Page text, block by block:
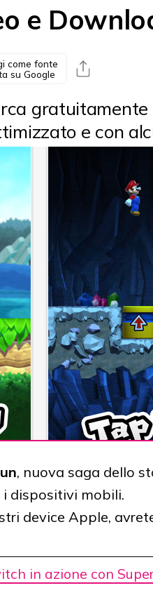
e
come fonte
su Google
e con
, nuova saga dello
dispositivi mobili.
device Apple,
in azione con